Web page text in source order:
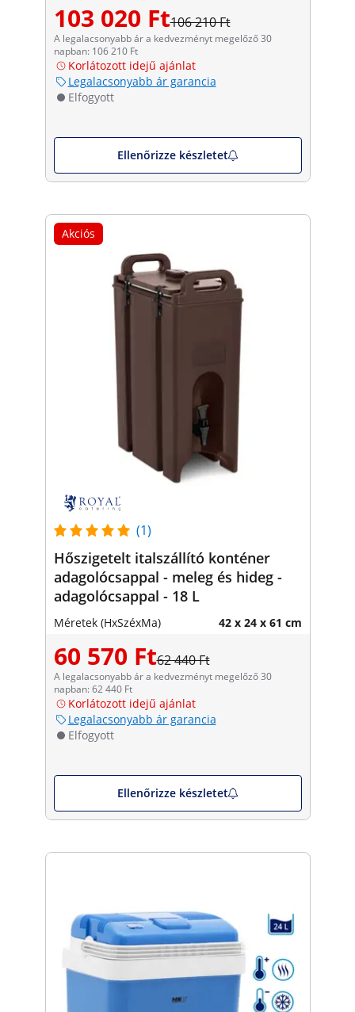
103 020 Ft106 210 Ft
A legalacsonyabb ár a kedvezményt megelőző 30
napban: 106 210 Ft
Korlátozott idejű ajánlat
Legalacsonyabb ár garancia
Elfogyott
Ellenőrizze készletet
Akciós
(1)
Hőszigetelt italszállító konténer
adagolócsappal - meleg és hideg -
adagolócsappal - 18 L
Méretek (HxSzéxMa) 42 x 24 x 61 cm
60 570 Ft62 440 Ft
A legalacsonyabb ár a kedvezményt megelőző 30
napban: 62 440 Ft
Korlátozott idejű ajánlat
Legalacsonyabb ár garancia
Elfogyott
Ellenőrizze készletet